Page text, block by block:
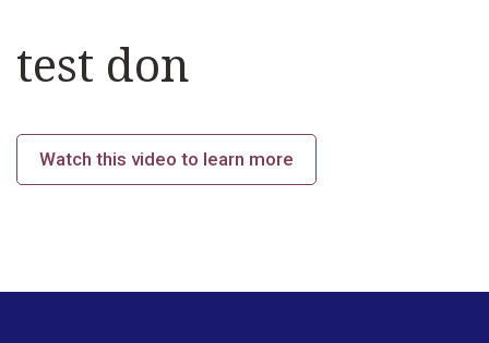
test don
Watch this video to learn more